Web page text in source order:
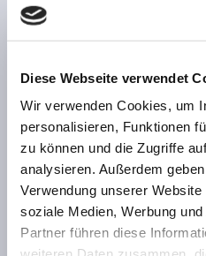
Diese Webseite verwendet
Wir verwenden Cookies, um
personalisieren, Funktionen
zu können und die Zugriffe
analysieren. Außerdem
Verwendung unserer
soziale Medien, Werbung
Partner führen diese
Startseite
Füllstation/
Tauchen lernen
Relaqua
Mermaiding
Kundenbereich
Tauchen gehen